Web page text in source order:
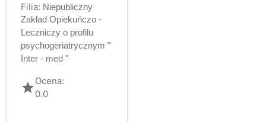
Filia: Niepubliczny
Zakład Opiekuńczo -
Leczniczy o profilu
psychogeriatrycznym "
Inter - med "
gradeOcena:
0.0